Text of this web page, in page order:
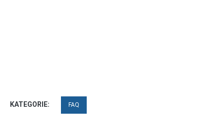
KATEGORIE: FAQ